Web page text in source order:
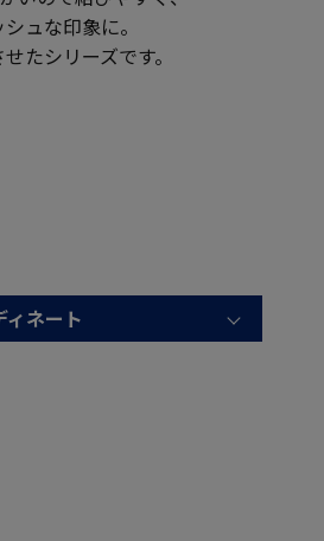
ュな印象に。
たシリーズです。
ィネート